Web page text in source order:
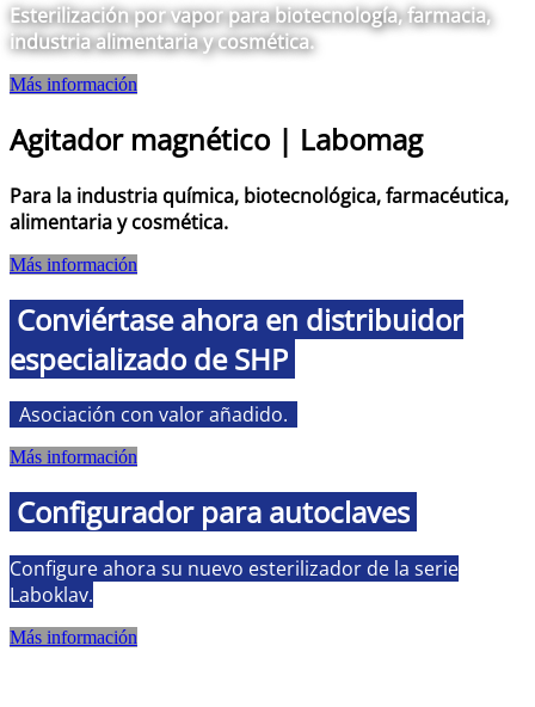
Esterilización por vapor para biotecnología, farmacia,
industria alimentaria y cosmética.
Más información
Agitador magnético | Labomag
Para la industria química, biotecnológica, farmacéutica,
alimentaria y cosmética.
Más información
Conviértase ahora en distribuidor
especializado de SHP
Asociación con valor añadido.
Más información
Configurador para autoclaves
Configure ahora su nuevo esterilizador de la serie
Laboklav.
Más información